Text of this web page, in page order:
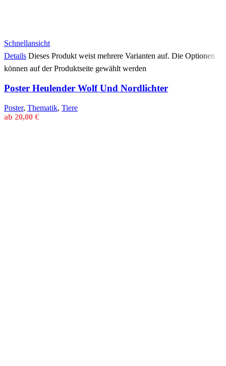
Schnellansicht
Details Dieses Produkt weist mehrere Varianten auf. Die Optionen
können auf der Produktseite gewählt werden
Poster Heulender Wolf Und Nordlichter
Poster, Thematik, Tiere
ab 20,00 €